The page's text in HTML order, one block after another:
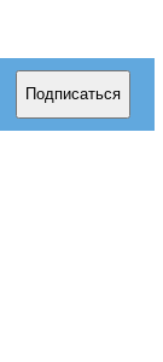
Подписаться